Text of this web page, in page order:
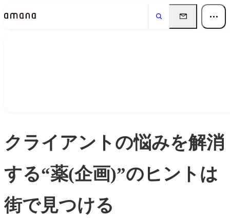
クライアントの悩みを解消
する“薬(企画)”のヒントは
街で見つける